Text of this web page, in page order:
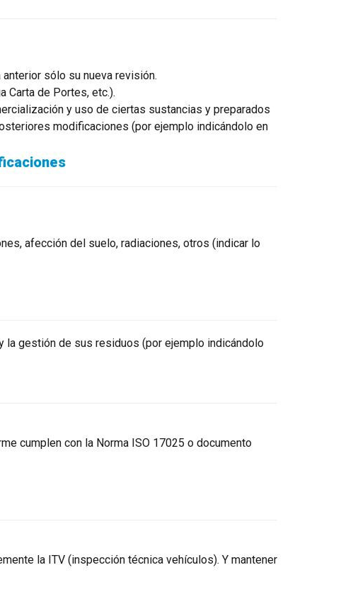
sólo su nueva revisión.
Carta de Portes, etc.).
y uso de ciertas sustancias y preparados
modificaciones (por ejemplo indicándolo en
afección del suelo, radiaciones, otros (indicar lo
la gestión de sus residuos (por ejemplo indicándolo
cumplen con la Norma ISO 17025 o documento
la ITV (inspección técnica vehículos). Y mantener